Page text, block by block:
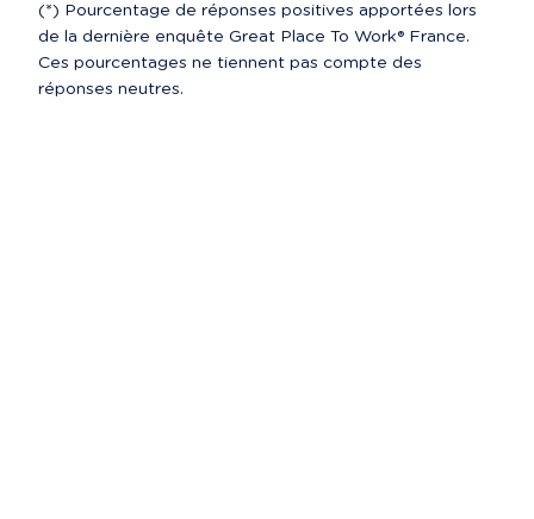
(*) Pourcentage de réponses positives apportées lors
de la dernière enquête Great Place To Work® France.
Ces pourcentages ne tiennent pas compte des
réponses neutres.